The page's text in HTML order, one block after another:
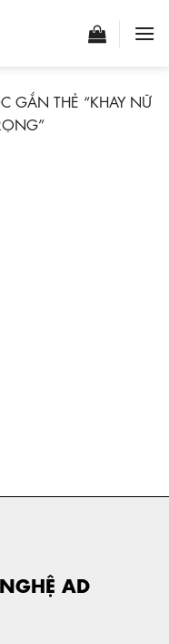
GẮN THẺ “KHAY NỮ
AD